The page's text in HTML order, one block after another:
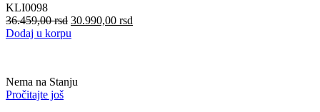
KLI0098
36.459,00rsd 30.990,00 rsd
Dodaj u korpu
Nema na Stanju
Pročitajte još